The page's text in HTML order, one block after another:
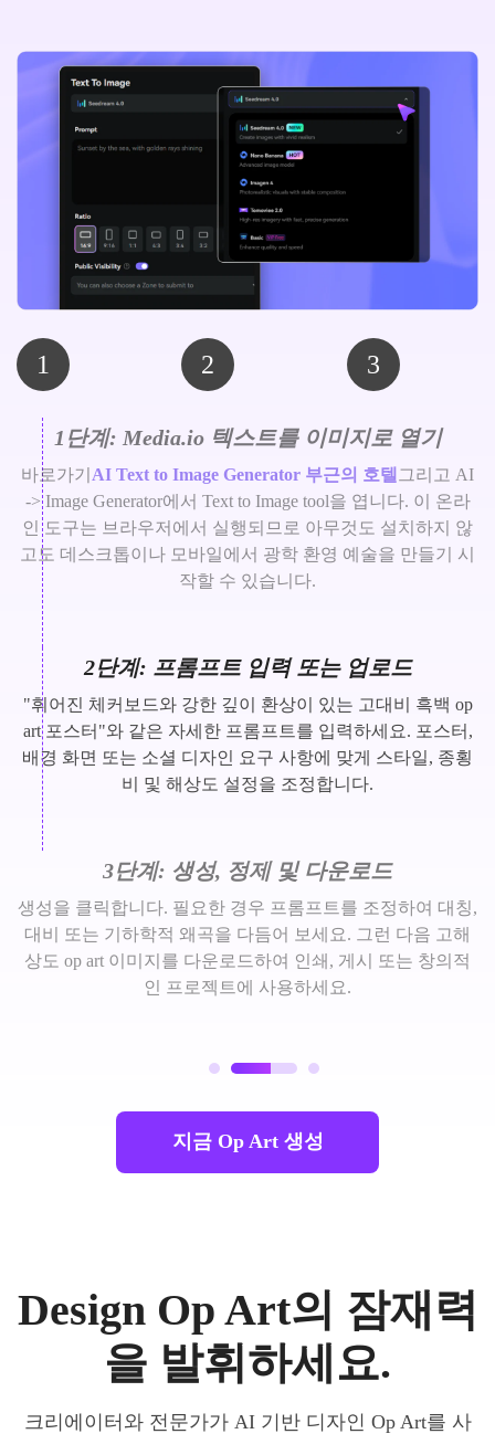
1 2 3
1단계: Media.io 텍스트를 이미지로 열기
바로가기 AI Text to Image Generator 부근의 호텔 그리고 AI
-> Image Generator에서 Text to Image tool을 엽니다. 이 온라
인 도구는 브라우저에서 실행되므로 아무것도 설치하지 않
고도 데스크톱이나 모바일에서 광학 환영 예술을 만들기 시
작할 수 있습니다.
2단계: 프롬프트 입력 또는 업로드
"휘어진 체커보드와 강한 깊이 환상이 있는 고대비 흑백 op
art 포스터"와 같은 자세한 프롬프트를 입력하세요. 포스터,
배경 화면 또는 소셜 디자인 요구 사항에 맞게 스타일, 종횡
비 및 해상도 설정을 조정합니다.
3단계: 생성, 정제 및 다운로드
생성을 클릭합니다. 필요한 경우 프롬프트를 조정하여 대칭,
대비 또는 기하학적 왜곡을 다듬어 보세요. 그런 다음 고해
상도 op art 이미지를 다운로드하여 인쇄, 게시 또는 창의적
인 프로젝트에 사용하세요.
지금 Op Art 생성
Design Op Art의 잠재력
을 발휘하세요.
크리에이터와 전문가가 AI 기반 디자인 Op Art를 사